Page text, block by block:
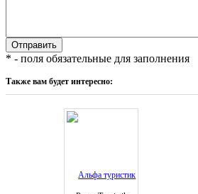
* - поля обязательные для заполнения
Также вам будет интересно: